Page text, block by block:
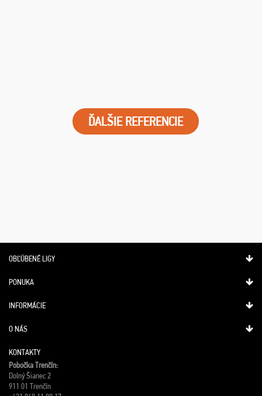
ĎALŠIE REFERENCIE
OBĽÚBENÉ LIGY
PONUKA
INFORMÁCIE
O NÁS
KONTAKTY
Pobočka Trenčín:
Dolný Šianec 2
911 01 Trenčín